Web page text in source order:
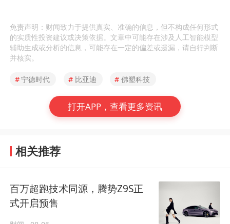
免责声明：财闻致力于提供真实、准确的信息，但不构成任何形式
的实质性投资建议或决策依据。文章中可能存在涉及人工智能模型
辅助生成或分析的信息，可能存在一定的偏差或遗漏，请自行判断
并核实。
#宁德时代 # 比亚迪 # 佛塑科技
打开APP，查看更多资讯
相关推荐
百万超跑技术同源，腾势Z9S正
式开启预售